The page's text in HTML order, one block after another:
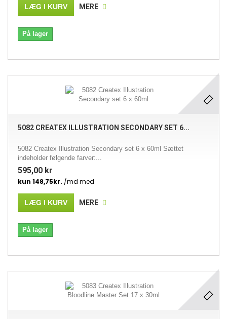
LÆG I KURV MERE
På lager
5082 CREATEX ILLUSTRATION SECONDARY SET 6...
5082 Createx Illustration Secondary set 6 x 60ml Sættet
indeholder følgende farver:...
595,00 kr
LÆG I KURV MERE
På lager